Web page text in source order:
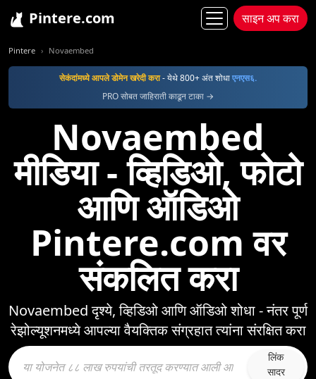
Pintere.com साइन अप करा
Pintere Novaembed
सेकंदांमध्ये आपले डोमेन खरेदी करा- येथे 800+ अंत शोधाएनएस६.
PRO सोबत जाहिराती काढून टाका →
Novaembed
मीडिया - व्हिडिओ, फोटो
आणि ऑडिओ
Pintere.com वर
संकलित करा
Novaembed दृश्ये, व्हिडिओ आणि ऑडिओ शोधा - नंतर पूर्ण
रेझोल्यूशनमध्ये आपल्या वैयक्तिक संग्रहात त्यांना संरक्षित करा
लिंक
सादर